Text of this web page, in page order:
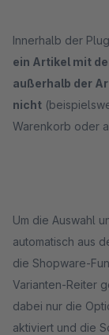
Innerhalb der
ein Artikel mit
außerhalb der
nicht
Warenkorb oder
Um die Auswahl
automatisch aus
die Shopware-
Varianten-Reiter
dabei nur die
aktiviert und die